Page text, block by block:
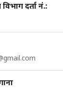
दर्ता नं.: